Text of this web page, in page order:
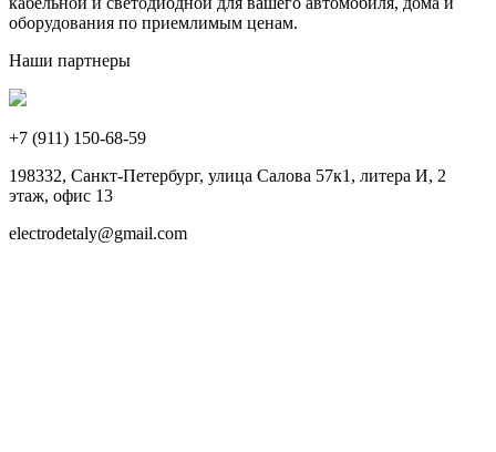
оборудования по приемлимым ценам.
Наши партнеры
+7 (911) 150-68-59
198332, Санкт-Петербург, улица Салова 57к1, литера И, 2
этаж, офис 13
electrodetaly@gmail.com